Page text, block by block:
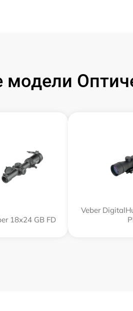
18x24 GB FD
Veber